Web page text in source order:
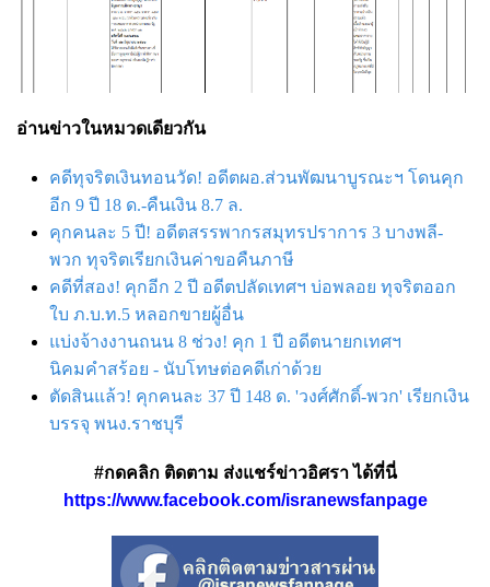
อ่านข่าวในหมวดเดียวกัน
คดีทุจริตเงินทอนวัด! อดีตผอ.ส่วนพัฒนาบูรณะฯ โดนคุก
อีก 9 ปี 18 ด.-คืนเงิน 8.7 ล.
คุกคนละ 5 ปี! อดีตสรรพากรสมุทรปราการ 3 บางพลี-
พวก ทุจริตเรียกเงินค่าขอคืนภาษี
คดีที่สอง! คุกอีก 2 ปี อดีตปลัดเทศฯ บ่อพลอย ทุจริตออก
ใบ ภ.บ.ท.5 หลอกขายผู้อื่น
แบ่งจ้างงานถนน 8 ช่วง! คุก 1 ปี อดีตนายกเทศฯ
นิคมคำสร้อย - นับโทษต่อคดีเก่าด้วย
ตัดสินแล้ว! คุกคนละ 37 ปี 148 ด. 'วงศ์ศักดิ์-พวก' เรียกเงิน
บรรจุ พนง.ราชบุรี
#กดคลิก ติดตาม ส่งแชร์ข่าวอิศรา ได้ที่นี่
https://www.facebook.com/isranewsfanpage